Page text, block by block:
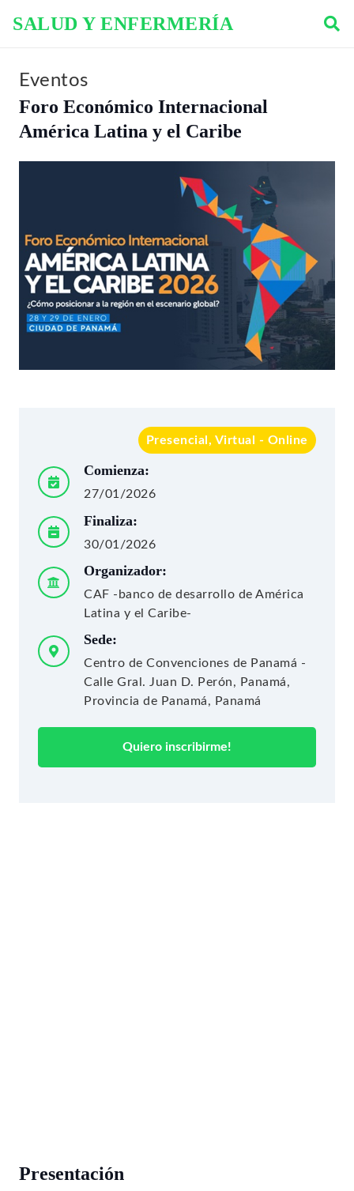
SALUD Y ENFERMERÍA
Eventos
Foro Económico Internacional
América Latina y el Caribe
Presencial, Virtual - Online
Comienza:
27/01/2026
Finaliza:
30/01/2026
Organizador:
CAF -banco de desarrollo de América
Latina y el Caribe-
Sede:
Centro de Convenciones de Panamá -
Calle Gral. Juan D. Perón, Panamá,
Provincia de Panamá, Panamá
Quiero inscribirme!
Presentación